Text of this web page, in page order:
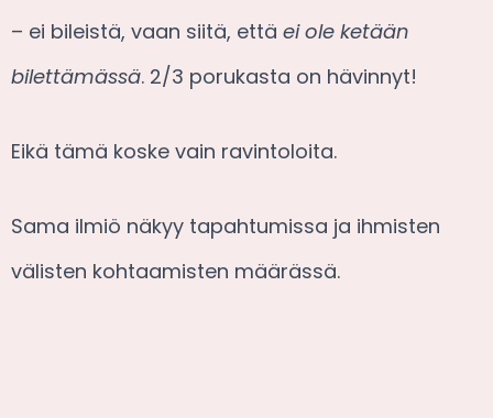
– ei bileistä, vaan siitä, että ei ole ketään
bilettämässä. 2/3 porukasta on hävinnyt!
Eikä tämä koske vain ravintoloita.
Sama ilmiö näkyy tapahtumissa ja ihmisten
välisten kohtaamisten määrässä.